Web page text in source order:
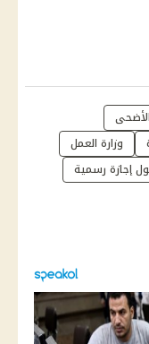
وزارة العمل
إجازة رسمية